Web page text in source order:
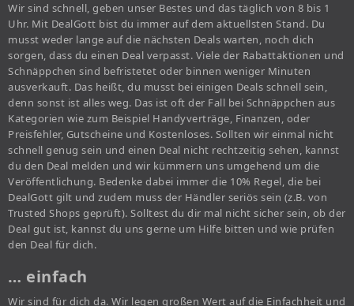
Wir sind schnell, geben unser Bestes und das täglich von 8 bis 1
Uhr. Mit DealGott bist du immer auf dem aktuellsten Stand. Du
musst weder lange auf die nächsten Deals warten, noch dich
sorgen, dass du einen Deal verpasst. Viele der Rabattaktionen und
Schnäppchen sind befristetet oder binnen weniger Minuten
ausverkauft. Das heißt, du musst bei einigen Deals schnell sein,
denn sonst ist alles weg. Das ist oft der Fall bei Schnäppchen aus
Kategorien wie zum Beispiel Handyverträge, Finanzen, oder
Preisfehler, Gutscheine und Kostenloses. Sollten wir einmal nicht
schnell genug sein und einen Deal nicht rechtzeitig sehen, kannst
du den Deal melden und wir kümmern uns umgehend um die
Veröffentlichung. Bedenke dabei immer die 10% Regel, die bei
DealGott gilt und zudem muss der Händler seriös sein (z.B. von
Trusted Shops geprüft). Solltest du dir mal nicht sicher sein, ob der
Deal gut ist, kannst du uns gerne um Hilfe bitten und wie prüfen
den Deal für dich.
… einfach
Wir sind für dich da. Wir legen großen Wert auf die Einfachheit und